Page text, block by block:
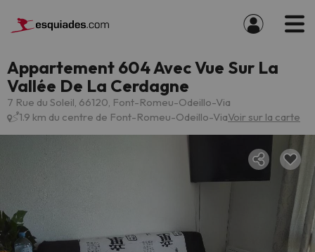
Appartement 604 Avec Vue Sur La
Vallée De La Cerdagne
7 Rue du Soleil, 66120, Font-Romeu-Odeillo-Via
1.9 km du centre de Font-Romeu-Odeillo-ViaVoir sur la carte